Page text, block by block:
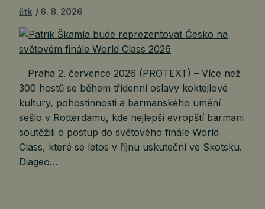
čtk 6. 8. 2026
Praha 2. července 2026 (PROTEXT) – Více než
300 hostů se během třídenní oslavy koktejlové
kultury, pohostinnosti a barmanského umění
sešlo v Rotterdamu, kde nejlepší evropští barmani
soutěžili o postup do světového finále World
Class, které se letos v říjnu uskuteční ve Skotsku.
Diageo…